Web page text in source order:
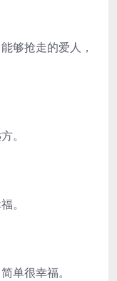
够抢走的爱人，
。
。
单很幸福。